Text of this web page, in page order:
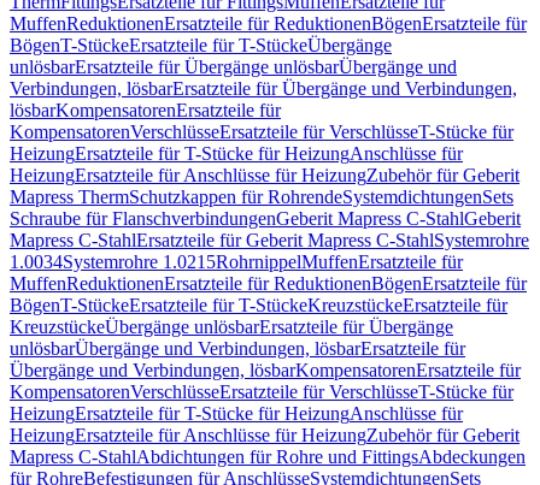
MuffenReduktionenErsatzteile für ReduktionenBögenErsatzteile für
BögenT-StückeErsatzteile für T-StückeÜbergänge
unlösbarErsatzteile für Übergänge unlösbarÜbergänge und
Verbindungen, lösbarErsatzteile für Übergänge und Verbindungen,
lösbarKompensatorenErsatzteile für
KompensatorenVerschlüsseErsatzteile für VerschlüsseT-Stücke für
HeizungErsatzteile für T-Stücke für HeizungAnschlüsse für
HeizungErsatzteile für Anschlüsse für HeizungZubehör für Geberit
Mapress ThermSchutzkappen für RohrendeSystemdichtungenSets
Schraube für FlanschverbindungenGeberit Mapress C-StahlGeberit
Mapress C-StahlErsatzteile für Geberit Mapress C-StahlSystemrohre
1.0034Systemrohre 1.0215RohrnippelMuffenErsatzteile für
MuffenReduktionenErsatzteile für ReduktionenBögenErsatzteile für
BögenT-StückeErsatzteile für T-StückeKreuzstückeErsatzteile für
KreuzstückeÜbergänge unlösbarErsatzteile für Übergänge
unlösbarÜbergänge und Verbindungen, lösbarErsatzteile für
Übergänge und Verbindungen, lösbarKompensatorenErsatzteile für
KompensatorenVerschlüsseErsatzteile für VerschlüsseT-Stücke für
HeizungErsatzteile für T-Stücke für HeizungAnschlüsse für
HeizungErsatzteile für Anschlüsse für HeizungZubehör für Geberit
Mapress C-StahlAbdichtungen für Rohre und FittingsAbdeckungen
für RohreBefestigungen für AnschlüsseSystemdichtungenSets